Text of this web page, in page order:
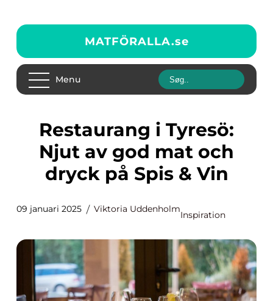
MATFÖRALLA.se
Menu
Restaurang i Tyresö:
Njut av god mat och
dryck på Spis & Vin
09 januari 2025 Viktoria Uddenholm
Inspiration